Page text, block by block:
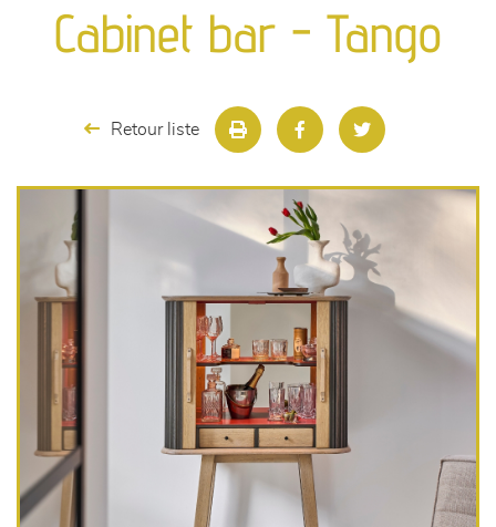
séjours
chambres et dressing
literie
décoration
Cabinet bar - Tango
Retour liste